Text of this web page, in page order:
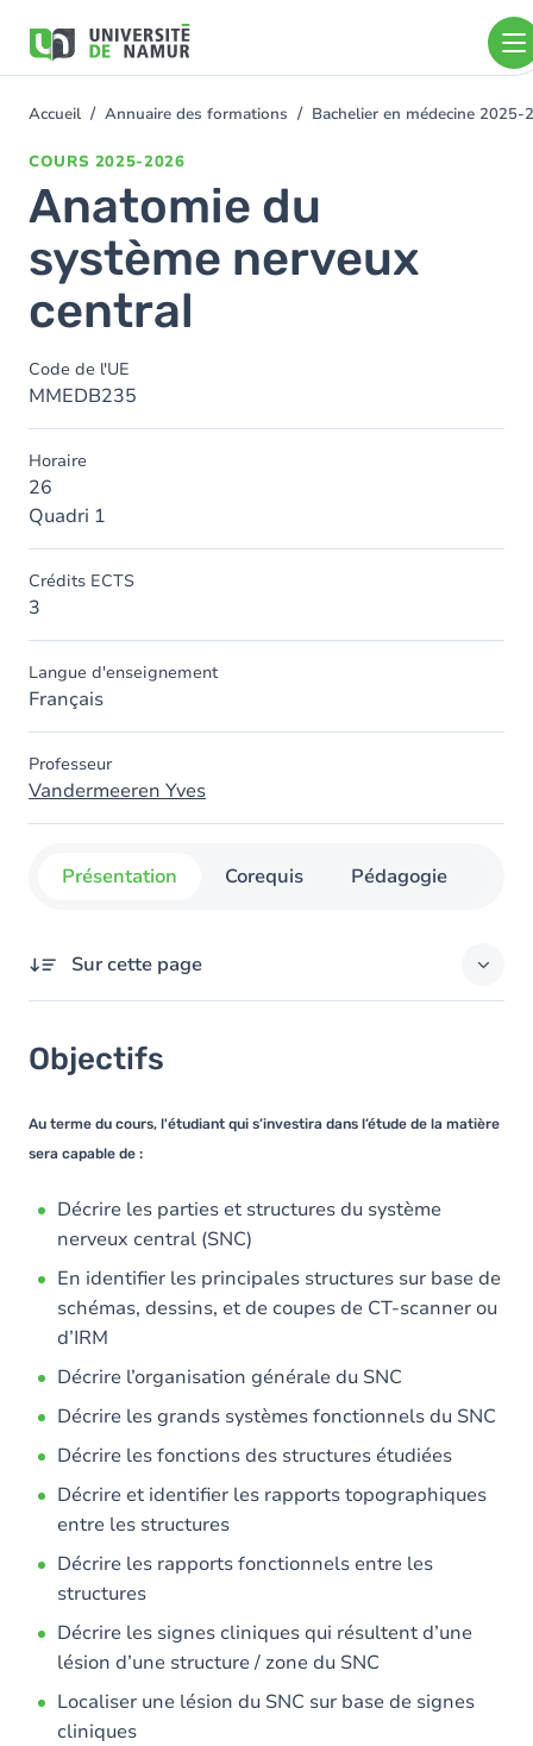
contenu
You
Accueil Annuaire des formations Bachelier en médecine 2025-
COURS 2025-2026
Anatomie du
système nerveux
central
Code de l'UE
MMEDB235
Horaire
26
Quadri 1
Crédits ECTS
3
Langue d'enseignement
Français
Professeur
Vandermeeren Yves
Présentation Corequis Pédagogie
Sur cette page
Contenu
Objectifs
Au terme du cours, l'étudiant qui s’investira dans l’étude de la matière
sera capable de :
Décrire les parties et structures du système
nerveux central (SNC)
En identifier les principales structures sur base de
schémas, dessins, et de coupes de CT-scanner ou
d’IRM
Décrire l’organisation générale du SNC
Décrire les grands systèmes fonctionnels du SNC
Décrire les fonctions des structures étudiées
Décrire et identifier les rapports topographiques
entre les structures
Décrire les rapports fonctionnels entre les
structures
Décrire les signes cliniques qui résultent d’une
lésion d’une structure / zone du SNC
Localiser une lésion du SNC sur base de signes
cliniques